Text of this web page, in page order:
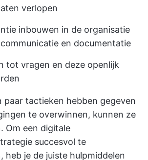
verlopen
inbouwen in de organisatie
en documentatie
tot vragen en deze openlijk
paar tactieken hebben gegeven
te overwinnen, kunnen ze
Om een digitale
succesvol te
heb je de juiste hulpmiddelen